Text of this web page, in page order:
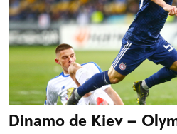
Dinamo de Kiev –